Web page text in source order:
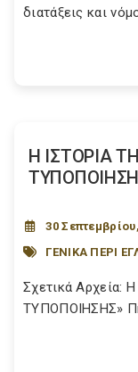
διατάξεις και
Η ΙΣΤΟΡΙΑ
30
ΓΕΝΙΚΑ ΠΕΡΙ
Σχετικά Αρχεία:
ΤΥΠΟΠΟΙΗΣΗΣ»